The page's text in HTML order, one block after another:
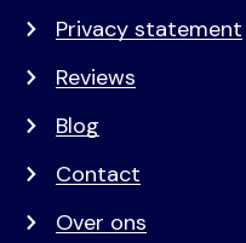
Privacy statement
Reviews
Blog
Contact
Over ons